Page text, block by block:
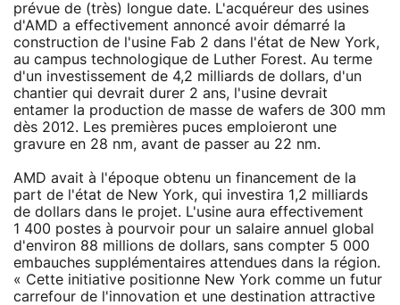
prévue de (très) longue date. L'acquéreur des usines
d'AMD a effectivement annoncé avoir démarré la
construction de l'usine Fab 2 dans l'état de New York,
au campus technologique de Luther Forest. Au terme
d'un investissement de 4,2 milliards de dollars, d'un
chantier qui devrait durer 2 ans, l'usine devrait
entamer la production de masse de wafers de 300 mm
dès 2012. Les premières puces emploieront une
gravure en 28 nm, avant de passer au 22 nm.
AMD avait à l'époque obtenu un financement de la
part de l'état de New York, qui investira 1,2 milliards
de dollars dans le projet. L'usine aura effectivement
1 400 postes à pourvoir pour un salaire annuel global
d'environ 88 millions de dollars, sans compter 5 000
embauches supplémentaires attendues dans la région.
« Cette initiative positionne New York comme un futur
carrefour de l'innovation et une destination attractive